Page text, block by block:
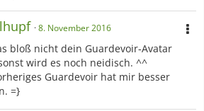
8. November 2016
bloß nicht dein Guardevoir-Avatar
wird es noch neidisch. ^^
Guardevoir hat mir besser
=}